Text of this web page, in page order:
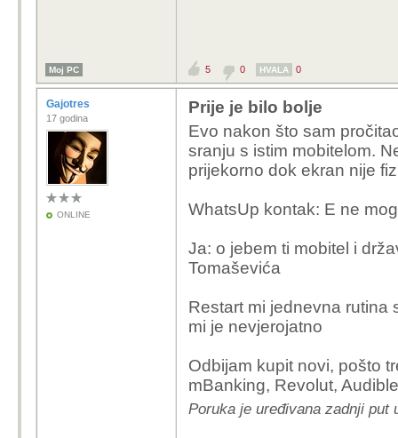
Moj PC 5 0 HVALA 0
Gajotres
17 godina
ONLINE
Prije je bilo bolje
Evo nakon što sam
sranju s istim mobitelom.
prijekorno dok ekran nije
WhatsUp kontak: E ne
Ja: o jebem ti mobitel i
Tomaševića
Restart mi jednevna rutina
mi je nevjerojatno
Odbijam kupit novi, pošto
mBanking, Revolut,
Poruka je uređivana zadnji put